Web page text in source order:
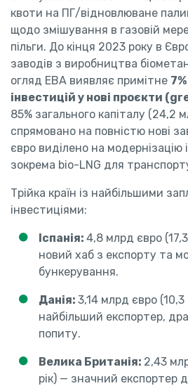
квоти на ПГ/відновлюване
щодо змішування в газовій
пільги. До кінця 2023 року в
заводів з виробництва
огляд EBA виявляє примітне
інвестицій у нові проєкти
85% загального капіталу (24,2
спрямовано на повністю нові
євро виділено на модернізацію
зокрема bio-LNG для
Трійка країн із найбільшими
інвестиціями:
Іспанія: 4,8 млрд євро
новий хаб з експорту та
бункерування.
Данія: 3,14 млрд євро
найбільший експортер,
попиту.
Велика Британія: 2,43
рік) — значний експортер